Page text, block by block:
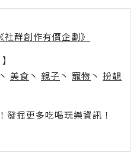
社群創作有價企劃》
丶 美食 丶 親子 丶 寵物 丶 扮靚
掘更多吃喝玩樂資訊！